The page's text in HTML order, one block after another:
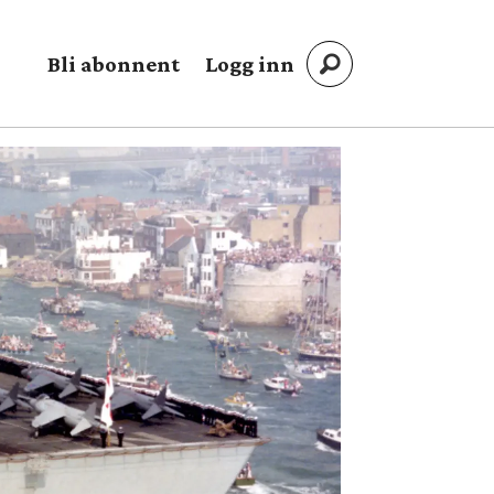
Bli abonnent Logg inn